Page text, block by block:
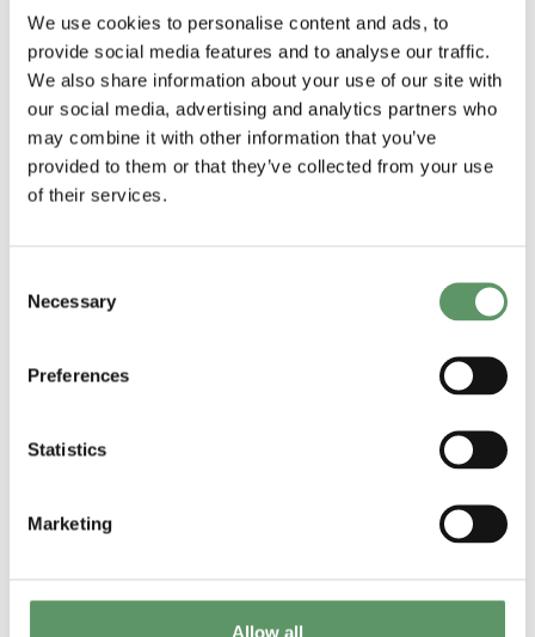
We use cookies to personalise content and ads, to
provide social media features and to analyse our traffic.
We also share information about your use of our site with
our social media, advertising and analytics partners who
may combine it with other information that you’ve
provided to them or that they’ve collected from your use
of their services.
Selection
Necessary
Preferences
Statistics
Marketing
Allow all
andre metoder, der udregner
fødevareprodukters klimaaftryk.
Fremtidens måltid
ligger på danskernes tallerkener om
den udvikling, vi står over for høje,
Bjarke Jensen fra GEA er for kort:
præcisionsfermentering er
ikke endnu”, mente han.